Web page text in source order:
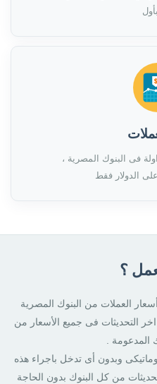
فى البنوك المصرية ،
الدولار فقط
؟
العملات من البنوك المصرية
التحديثات فى جميع الأسعار من
المدعومة .
وبدون أى تدخل باجراء هذه
من كل البنوك بدون الحاجة